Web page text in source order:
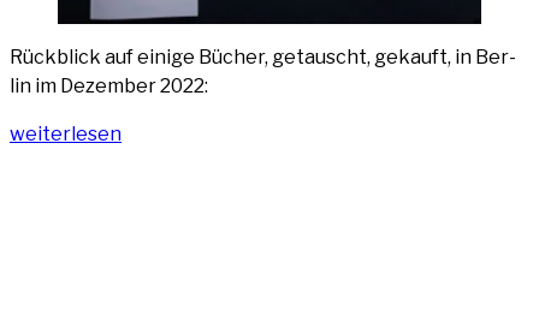
Rück­blick auf eini­ge Bücher, getauscht, gekauft, in Ber­
lin im Dezem­ber 2022:
„Bücher
wei­ter­le­sen